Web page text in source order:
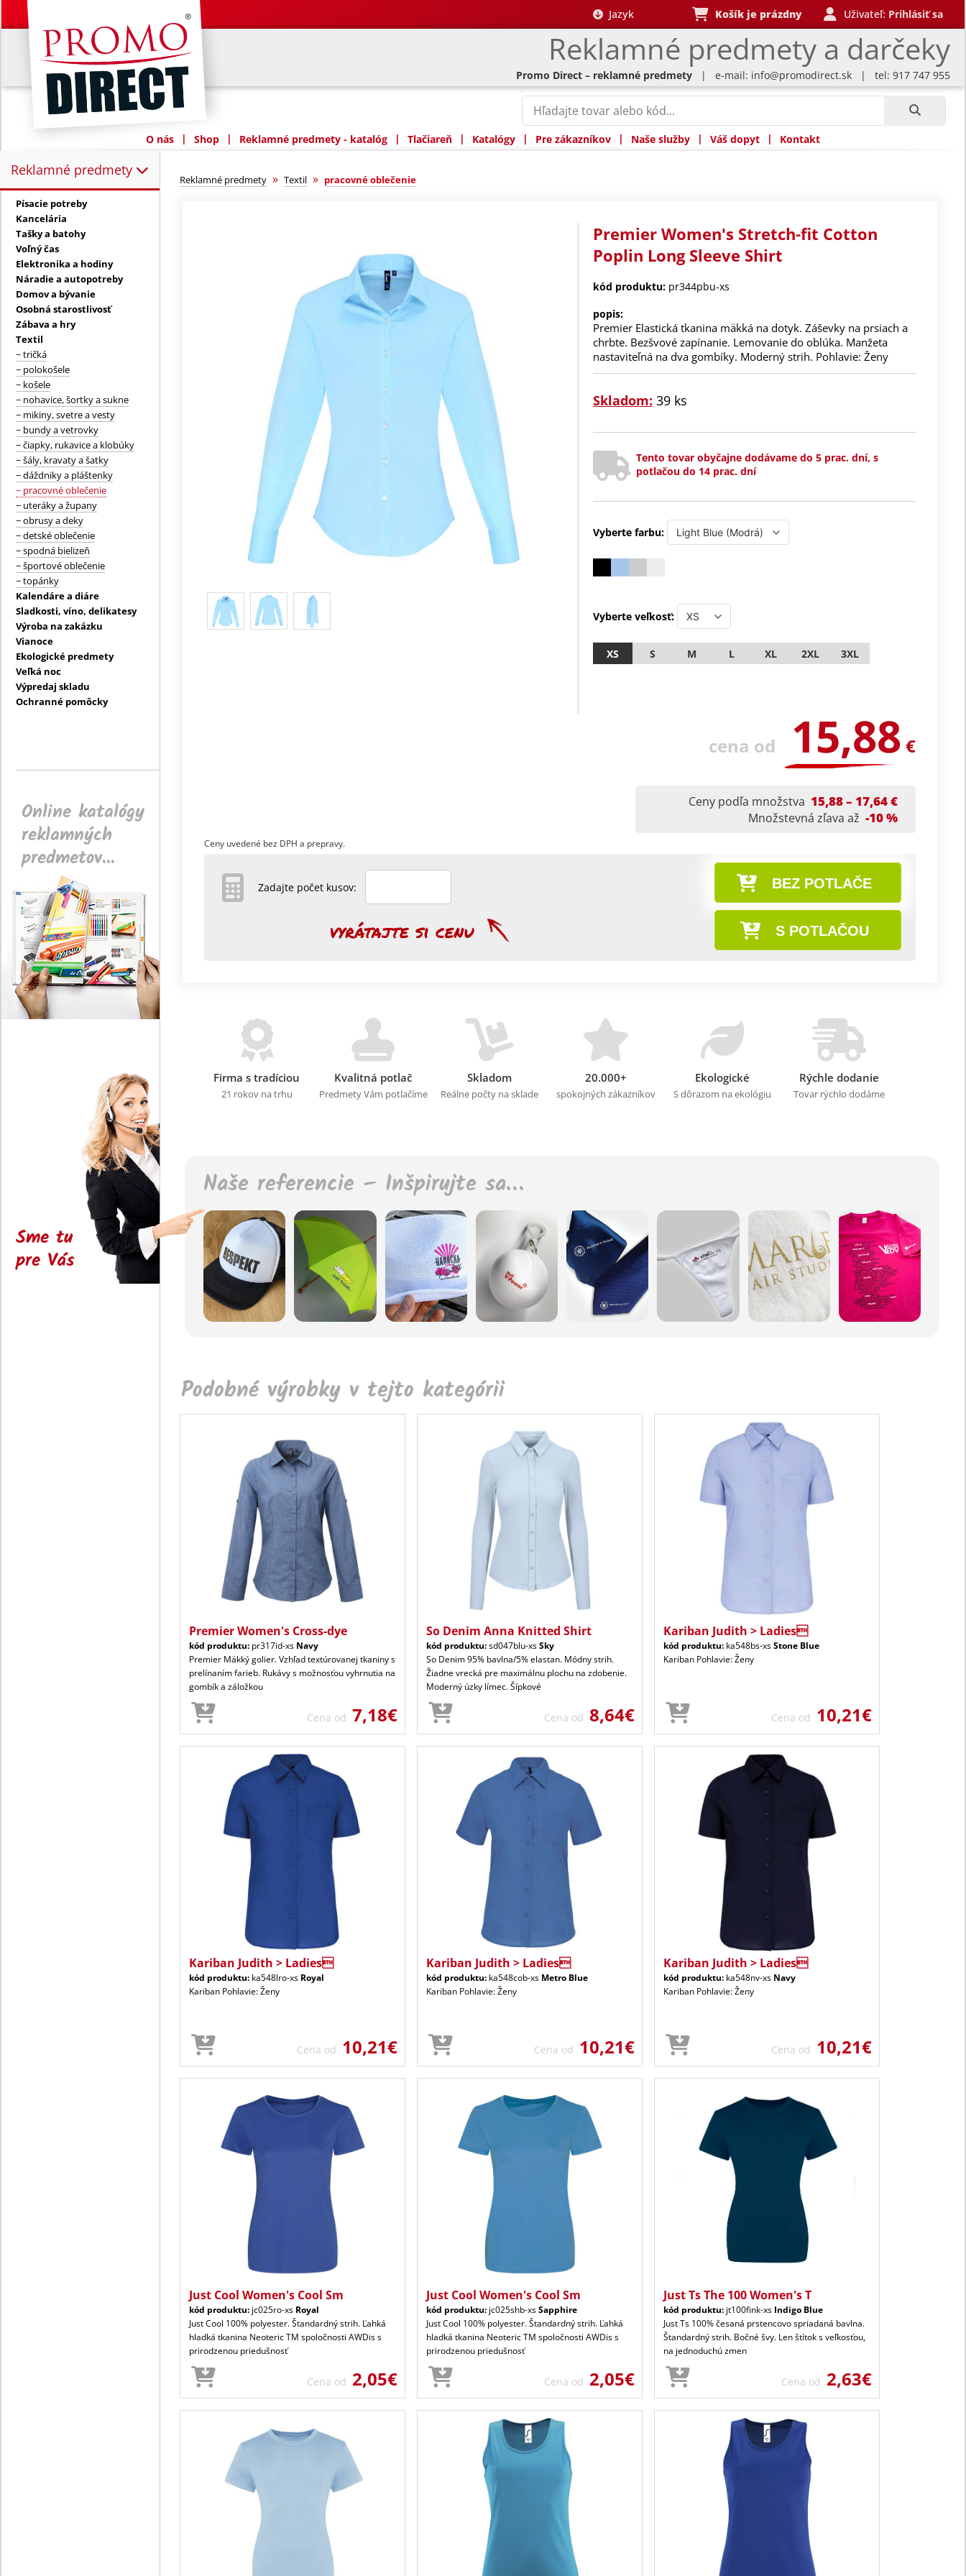
Reklamné predmety a darčeky
Jazyk Košík je prázdny Uživateľ: Prihlásiť sa
Promo Direct – reklamné predmety | e-mail: info@promodirect.sk | tel: 917 747 955
O nás | Shop | Reklamné predmety - katalóg | Tlačiareň | Katalógy | Pre zákazníkov | Naše služby | Váš dopyt | Kontakt
Reklamné predmety
Reklamné predmety:
Písacie potreby
Kancelária
Tašky a batohy
Voľný čas
Elektronika a hodiny
Náradie a autopotreby
Domov a bývanie
Osobná starostlivosť
Zábava a hry
Textil
− tričká
− polokošele
− košele
− nohavice, šortky a sukne
− mikiny, svetre a vesty
− bundy a vetrovky
− čiapky, rukavice a klobúky
− šály, kravaty a šatky
− dáždniky a pláštenky
− pracovné oblečenie
− uteráky a župany
− obrusy a deky
− detské oblečenie
− spodná bielizeň
− športové oblečenie
− topánky
Kalendáre a diáre
Sladkosti, víno, delikatesy
Výroba na zakázku
Vianoce
Ekologické predmety
Veľká noc
Výpredaj skladu
Ochranné pomôcky
Online katalógy
reklamných
predmetov...
Sme tu
pre Vás
Reklamné predmety » Textil » pracovné oblečenie
Premier Women's Stretch-fit Cotton
Poplin Long Sleeve Shirt
kód produktu: pr344pbu-xs
popis:
Premier Elastická tkanina mäkká na dotyk. Záševky na prsiach a
chrbte. Bezšvové zapínanie. Lemovanie do oblúka. Manžeta
nastaviteľná na dva gombíky. Moderný strih. Pohlavie: Ženy
Skladom: 39 ks
Tento tovar obyčajne dodávame do 5 prac. dní, s
potlačou do 14 prac. dní
Vyberte farbu:
Vyberte veľkosť:
XS S M L XL 2XL 3XL
cena od 15,88 €
Ceny podľa množstva 15,88 – 17,64 €
Množstevná zľava až -10 %
Ceny uvedené bez DPH a prepravy.
BEZ POTLAČE
S POTLAČOU
Zadajte počet kusov:
Firma s tradíciou
21 rokov na trhu
Kvalitná potlač
Predmety Vám potlačíme
Skladom
Reálne počty na sklade
20.000+
spokojných zákazníkov
Ekologické
S dôrazom na ekológiu
Rýchle dodanie
Tovar rýchlo dodáme
Naše referencie – Inšpirujte sa…
Podobné výrobky v tejto kategórii
Premier Women's Cross-dye
kód produktu: pr317id-xs Navy
Premier Mäkký golier. Vzhľad textúrovanej tkaniny s
prelínaním farieb. Rukávy s možnosťou vyhrnutia na
gombík a záložkou
Cena od 7,18€
So Denim Anna Knitted Shirt
kód produktu:sd047blu-xsSky
So Denim 95% bavlna/5% elastan. Módny strih.
Žiadne vrecká pre maximálnu plochu na zdobenie.
Moderný úzky límec. Šípkové
Cena od 8,64€
Kariban Judith > Ladies
kód produktu: ka548bs-xsStone Blue
Kariban Pohlavie: Ženy
Cena od 10,21€
Kariban Judith > Ladies
kód produktu: ka548lro-xs Royal
Kariban Pohlavie: Ženy
Cena od 10,21€
Kariban Judith > Ladies
kód produktu: ka548cob-xs Metro Blue
Kariban Pohlavie: Ženy
Cena od 10,21€
Kariban Judith > Ladies
kód produktu: ka548nv-xs Navy
Kariban Pohlavie: Ženy
Cena od 10,21€
Just Cool Women's Cool Sm
kód produktu: jc025ro-xs Royal
Just Cool 100% polyester. Štandardný strih. Ľahká
hladká tkanina Neoteric TM spoločnosti AWDis s
prirodzenou priedušnosť
Cena od 2,05€
Just Cool Women's Cool Sm
kód produktu: jc025shb-xsSapphire
Just Cool 100% polyester. Štandardný strih. Ľahká
hladká tkanina Neoteric TM spoločnosti AWDis s
prirodzenou priedušnosť
Cena od 2,05€
Just Ts The 100 Women's T
kód produktu: jt100fink-xs Indigo Blue
Just Ts 100% česaná prstencovo spriadaná bavlna.
Štandardný strih. Bočné švy. Len štítok s veľkosťou,
na jednoduchú zmen
Cena od 2,63€